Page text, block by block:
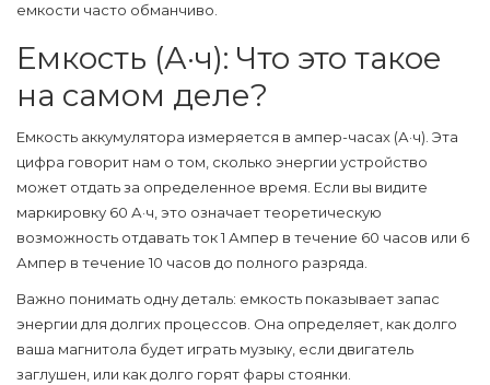
емкости часто обманчиво.
Емкость (А·ч): Что это такое
на самом деле?
Емкость аккумулятора измеряется в ампер-часах (А·ч) . Эта
цифра говорит нам о том, сколько энергии устройство
может отдать за определенное время. Если вы видите
маркировку 60 А·ч, это означает теоретическую
возможность отдавать ток 1 Ампер в течение 60 часов или 6
Ампер в течение 10 часов до полного разряда.
Важно понимать одну деталь: емкость показывает запас
энергии для долгих процессов. Она определяет, как долго
ваша магнитола будет играть музыку, если двигатель
заглушен, или как долго горят фары стоянки.